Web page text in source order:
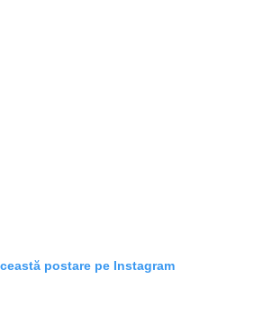
postare pe Instagram